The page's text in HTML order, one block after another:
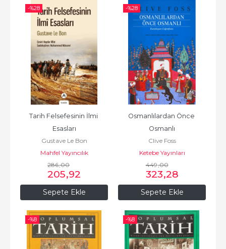
-%28
Sepete Ekle
Tarih Felsefesinin İlmi
Esasları
Gustave Le Bon
Mahfel Yayıncılık
286,00
205,92
-%28
Sepete Ekle
Osmanlılardan Önce
Osmanlı
Clive Foss
Ketebe Yayınları
449,00
323,28
-%8 -%8